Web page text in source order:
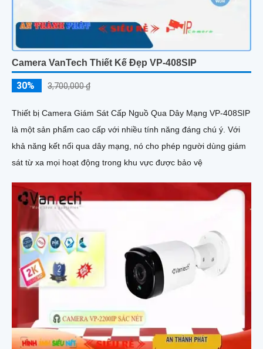
Camera VanTech Thiết Kế Đẹp VP-408SIP
30% 3,700,000 ₫
Thiết bị Camera Giám Sát Cấp Nguồ Qua Dây Mạng VP-408SIP
là một sản phẩm cao cấp với nhiều tính năng đáng chú ý. Với
khả năng kết nối qua dây mạng, nó cho phép người dùng giám
sát từ xa mọi hoạt động trong khu vực được bảo vệ